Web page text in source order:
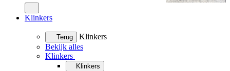
Klinkers
Terug
Klinkers
Bekijk alles
Klinkers
Klinkers